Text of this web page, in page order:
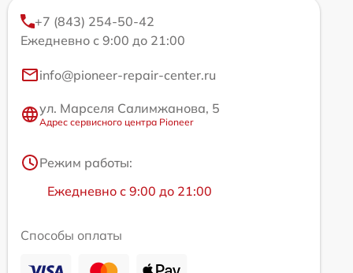
+7 (843) 254-50-42
Ежедневно с 9:00 до 21:00
info@pioneer-repair-center.ru
ул. Марселя Салимжанова, 5
Адрес сервисного центра Pioneer
Режим работы:
Ежедневно с 9:00 до 21:00
Способы оплаты